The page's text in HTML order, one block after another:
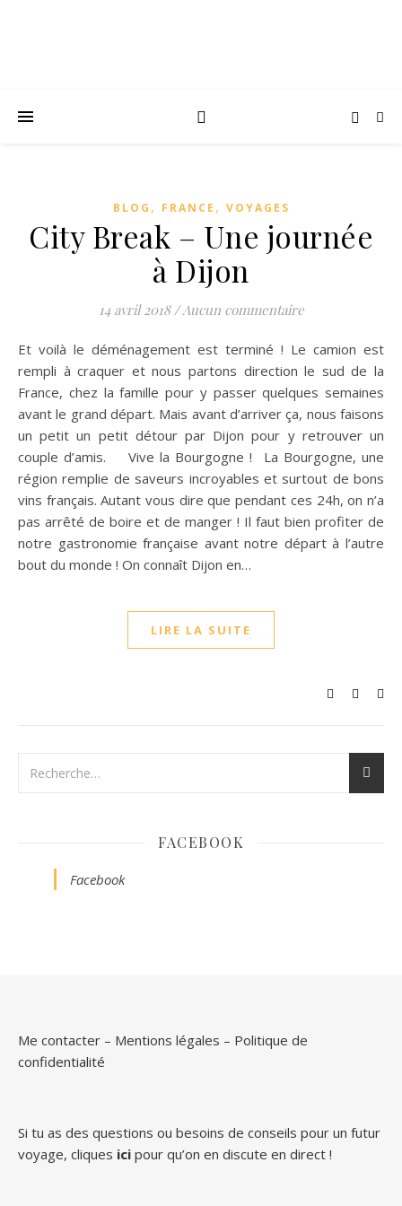
BLOG , FRANCE , VOYAGES
City Break – Une journée
à Dijon
14 avril 2018 /Aucun commentaire
Et voilà le déménagement est terminé ! Le camion est
rempli à craquer et nous partons direction le sud de la
France, chez la famille pour y passer quelques semaines
avant le grand départ. Mais avant d’arriver ça, nous faisons
un petit un petit détour par Dijon pour y retrouver un
couple d’amis. Vive la Bourgogne ! La Bourgogne, une
région remplie de saveurs incroyables et surtout de bons
vins français. Autant vous dire que pendant ces 24h, on n’a
pas arrêté de boire et de manger ! Il faut bien profiter de
notre gastronomie française avant notre départ à l’autre
bout du monde ! On connaît Dijon en…
LIRE LA SUITE
FACEBOOK
Facebook
Me contacter – Mentions légales – Politique de
confidentialité
Si tu as des questions ou besoins de conseils pour un futur
voyage, cliques ici pour qu’on en discute en direct !